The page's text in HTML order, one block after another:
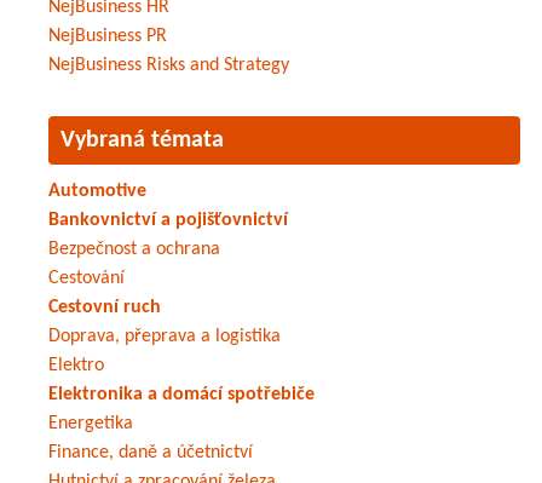
NejBusiness HR
NejBusiness PR
NejBusiness Risks and Strategy
Vybraná témata
Automotive
Bankovnictví a pojišťovnictví
Bezpečnost a ochrana
Cestování
Cestovní ruch
Doprava, přeprava a logistika
Elektro
Elektronika a domácí spotřebiče
Energetika
Finance, daně a účetnictví